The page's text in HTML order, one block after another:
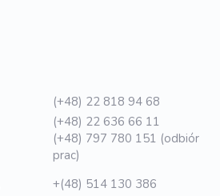
(+48) 22 818 94 68
(+48) 22 636 66 11
(+48) 797 780 151 (odbiór
prac)
+(48) 514 130 386